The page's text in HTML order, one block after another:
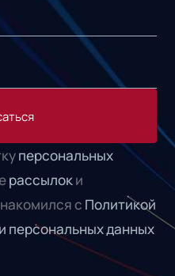
персональных
рассылоки
с Политикой
персональных данных